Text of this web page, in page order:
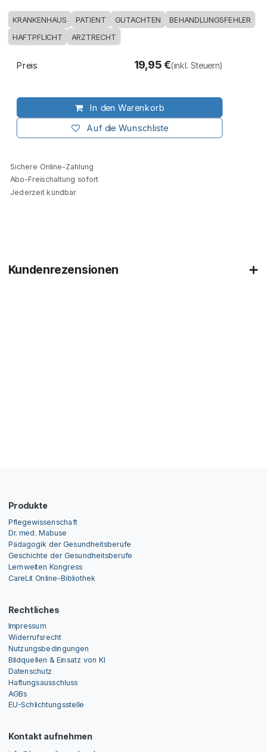
KRANKENHAUS PATIENT GUTACHTEN BEHANDLUNGSFEHLER
HAFTPFLICHT ARZTRECHT
In den Warenkorb
Auf die Wunschliste
Preis 19,95€(inkl. Steuern)
Sichere Online-Zahlung
Abo-Freischaltung sofort
Jederzeit kündbar
Kundenrezensionen
Produkte
Pflegewissenschaft
Dr. med. Mabuse
Pädagogik der Gesundheitsberufe
Geschichte der Gesundheitsberufe
Lernwelten Kongress
CareLit Online-Bibliothek
Rechtliches
Impressum
Widerrufsrecht
Nutzungsbedingungen
Bildquellen & Einsatz von KI
Datenschutz
Haftungsausschluss
AGBs
EU-Schlichtungsstelle
Kontakt aufnehmen